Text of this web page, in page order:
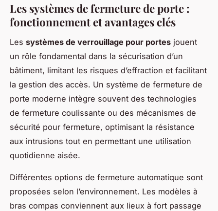
Les systèmes de fermeture de porte :
fonctionnement et avantages clés
Les systèmes de verrouillage pour portes jouent
un rôle fondamental dans la sécurisation d’un
bâtiment, limitant les risques d’effraction et facilitant
la gestion des accès. Un système de fermeture de
porte moderne intègre souvent des technologies
de fermeture coulissante ou des mécanismes de
sécurité pour fermeture, optimisant la résistance
aux intrusions tout en permettant une utilisation
quotidienne aisée.
Différentes options de fermeture automatique sont
proposées selon l’environnement. Les modèles à
bras compas conviennent aux lieux à fort passage